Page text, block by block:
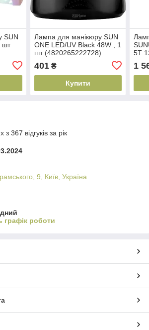
SUN
шт
Лампа для манікюру SUN
ONE LED/UV Black 48W , 1
шт (4820265222728)
401₴
Купити
5T
1
367 відгуків за рік
9, Київ, Україна
графік роботи